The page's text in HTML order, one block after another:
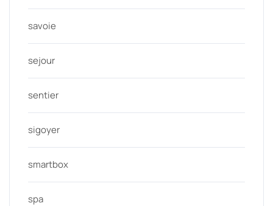
savoie
sejour
sentier
sigoyer
smartbox
spa